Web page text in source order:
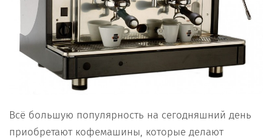
Всё большую популярность на сегодняшний день
приобретают кофемашины, которые делают